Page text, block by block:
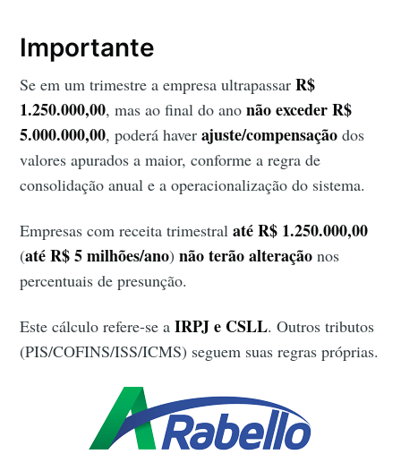
Importante
Se em um trimestre a empresa ultrapassarR$
1.250.000,00, mas ao final do anonão exceder R$
5.000.000,00, poderá haverajuste/compensação dos
valores apurados a maior, conforme a regra de
consolidação anual e a operacionalização do sistema.
Empresas com receita trimestralaté R$ 1.250.000,00
(até R$ 5 milhões/ano)não terão alteração nos
percentuais de presunção.
Este cálculo refere-se aIRPJ e CSLL. Outros tributos
(PIS/COFINS/ISS/ICMS) seguem suas regras próprias.